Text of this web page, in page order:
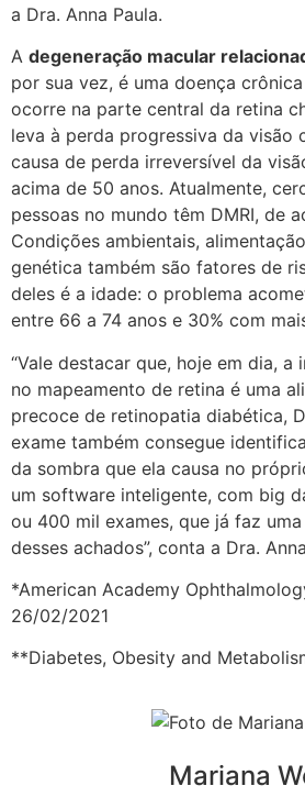
a Dra. Anna Paula.
A degeneração macular
por sua vez, é uma doença
ocorre na parte central da retina
leva à perda progressiva da visão
causa de perda irreversível da
acima de 50 anos. Atualmente,
pessoas no mundo têm DMRI, de
Condições ambientais,
genética também são fatores de
deles é a idade: o problema
entre 66 a 74 anos e 30% com
“Vale destacar que, hoje em dia,
no mapeamento de retina é uma
precoce de retinopatia diabética,
exame também consegue
da sombra que ela causa no
um software inteligente, com big
ou 400 mil exames, que já faz
desses achados”, conta a Dra.
*American Academy
26/02/2021
**Diabetes, Obesity and
Mariana